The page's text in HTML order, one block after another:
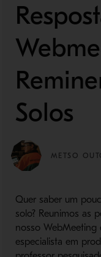
Solos
METSO
Quer saber um
solo? Reunimos as
nosso WebMeeting
especialista em